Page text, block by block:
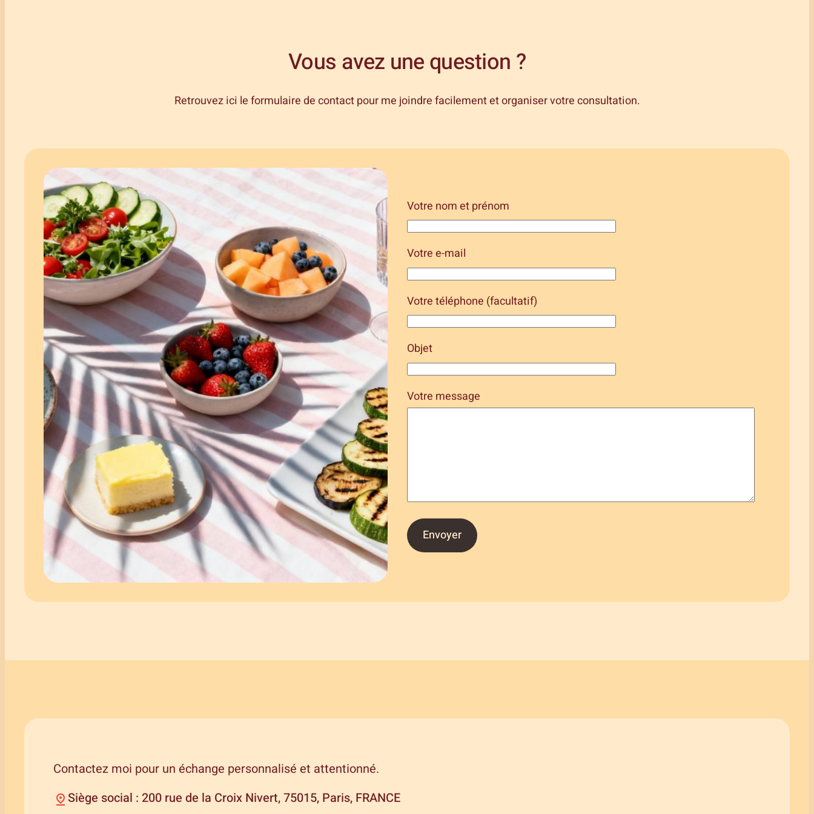
Vous avez une question ?
Retrouvez ici le formulaire de contact pour me joindre facilement et organiser votre consultation.
Votre nom et prénom
Votre e-mail
Votre téléphone (facultatif)
Objet
Votre message
Contactez moi pour un échange personnalisé et attentionné.
Siège social : 200 rue de la Croix Nivert, 75015, Paris, FRANCE